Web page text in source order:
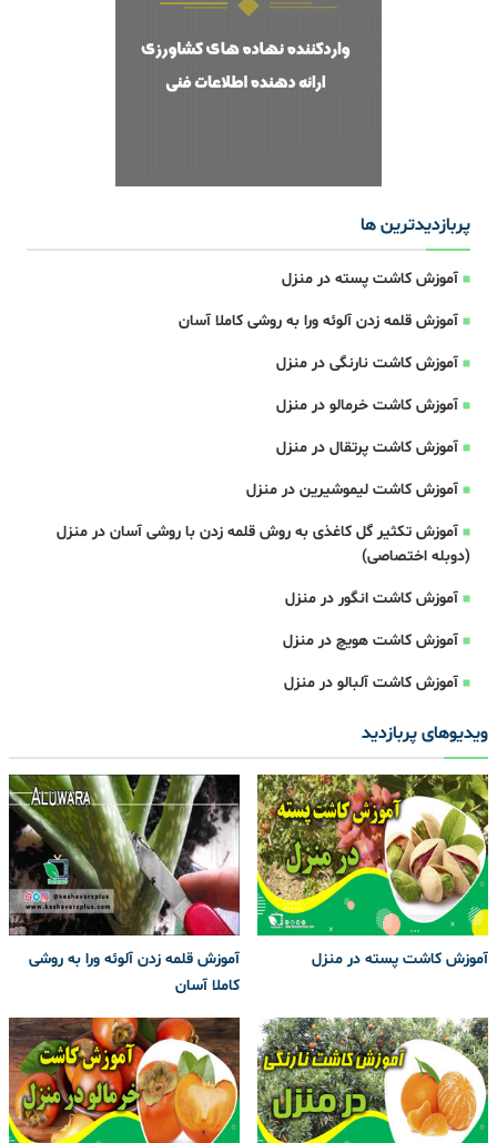
پربازدیدترین ها
آموزش کاشت پسته در منزل
آموزش قلمه زدن آلوئه ورا به روشی کاملا آسان
آموزش کاشت نارنگی در منزل
آموزش کاشت خرمالو در منزل
آموزش کاشت پرتقال در منزل
آموزش کاشت لیموشیرین در منزل
آموزش تکثیر گل کاغذی به روش قلمه زدن با روشی آسان در منزل
(دوبله اختصاصی)
آموزش کاشت انگور در منزل
آموزش کاشت هویچ در منزل
آموزش کاشت آلبالو در منزل
ویدیوهای پربازدید
آموزش کاشت پسته در منزل
آموزش قلمه زدن آلوئه ورا به روشی
کاملا آسان